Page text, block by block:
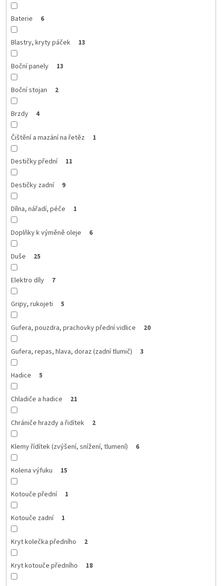
Baterie 6
Blastry, kryty páček 13
Boční panely 13
Boční stojan 2
Brzdy 4
Čištění a mazání na řetěz 1
Destičky přední 11
Destičky zadní 9
Dílna, nářadí, péče 1
Doplňky k výměně oleje 6
Duše 25
Elektro díly 7
Gripy, rukojeti 5
Gufera, pouzdra, prachovky přední vidlice 20
Gufera, repas, hlava, doraz (zadní tlumič) 3
Hadice 5
Chladiče a hadice 21
Chrániče hrazdy a řidítek 2
Klemy řídítek (zvýšení, snížení, tlumení) 6
Kolena výfuku 15
Kotouče přední 1
Kotouče zadní 1
Kryt kolečka předního 2
Kryt kotouče předního 18